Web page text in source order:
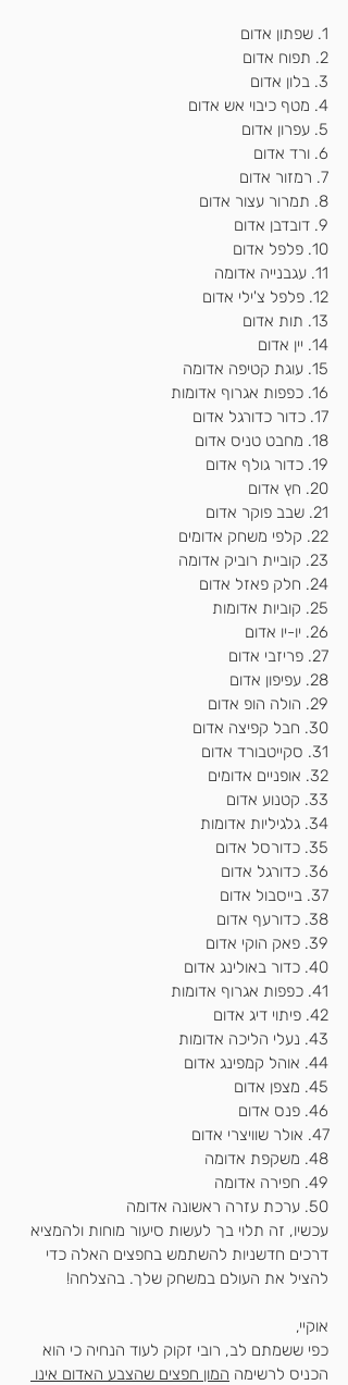
1. שפתון אדום
2. תפוח אדום
3. בלון אדום
4. מטף כיבוי אש אדום
5. עפרון אדום
6. ורד אדום
7. רמזור אדום
8. תמרור עצור אדום
9. דובדבן אדום
10. פלפל אדום
11. עגבנייה אדומה
12. פלפל צ'ילי אדום
13. תות אדום
14. יין אדום
15. עוגת קטיפה אדומה
16. כפפות אגרוף אדומות
17. כדור כדורגל אדום
18. מחבט טניס אדום
19. כדור גולף אדום
20. חץ אדום
21. שבב פוקר אדום
22. קלפי משחק אדומים
23. קוביית רוביק אדומה
24. חלק פאזל אדום
25. קוביות אדומות
26. יו-יו אדום
27. פריזבי אדום
28. עפיפון אדום
29. הולה הופ אדום
30. חבל קפיצה אדום
31. סקייטבורד אדום
32. אופניים אדומים
33. קטנוע אדום
34. גלגיליות אדומות
35. כדורסל אדום
36. כדורגל אדום
37. בייסבול אדום
38. כדורעף אדום
39. פאק הוקי אדום
40. כדור באולינג אדום
41. כפפות אגרוף אדומות
42. פיתוי דיג אדום
43. נעלי הליכה אדומות
44. אוהל קמפינג אדום
45. מצפן אדום
46. ​​פנס אדום
47. אולר שוויצרי אדום
48. משקפת אדומה
49. חפירה אדומה
50. ערכת עזרה ראשונה אדומה
עכשיו, זה תלוי בך לעשות סיעור מוחות ולהמציא
דרכים חדשניות להשתמש בחפצים האלה כדי
להציל את העולם במשחק שלך. בהצלחה!
אוקיי,
כפי ששמתם לב, רובי זקוק לעוד הנחיה כי הוא
הכניס לרשימה המון חפצים שהצבע האדום אינו